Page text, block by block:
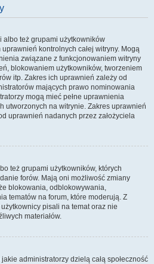
albo też grupami użytkowników
kontrolnych całej witryny. Mogą
związane z funkcjonowaniem witryny
blokowaniem użytkowników, tworzeniem
itp. Zakres ich uprawnień zależy od
mających prawo nominowania
mogą mieć pełne uprawnienia
utworzonych na witrynie. Zakres uprawnień
uprawnień nadanych przez założyciela
też grupami użytkowników, których
forów. Mają oni możliwość zmiany
blokowania, odblokowywania,
tematów na forum, które moderują. Z
pisali na temat oraz nie
materiałów.
administratorzy dzielą całą społeczność